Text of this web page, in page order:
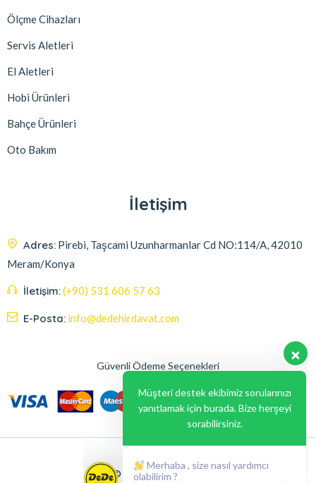
Ölçme Cihazları
Servis Aletleri
El Aletleri
Hobi Ürünleri
Bahçe Ürünleri
Oto Bakım
İletişim
Adres: Pirebi, Taşcami Uzunharmanlar Cd NO:114/A, 42010
Meram/Konya
İletişim:(+90) 531 606 57 63
E-Posta: info@dedehirdavat.com
Güvenli Ödeme Seçenekleri
© 2024, Liabil Dizayn
yanıtlamak için burada. Bize herşeyi
sorabilirsiniz.
olabilirim ?